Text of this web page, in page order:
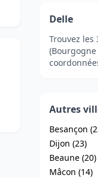
Delle
Trouvez
Autres
Besançon
Dijon (23)
Beaune (20)
Mâcon (14)